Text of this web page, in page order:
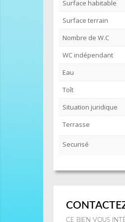
Surface habitable
Surface terrain
Nombre de W.C
WC indépendant
Eau
Toît
Situation juridique
Terrasse
Securisé
CE BIEN VOUS